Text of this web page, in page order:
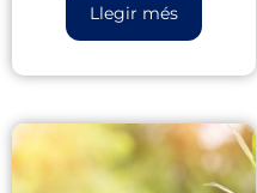
Llegir més